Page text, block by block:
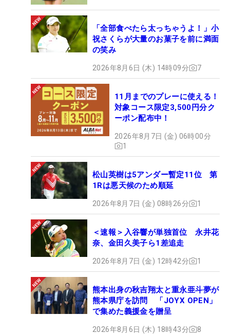
「全部食べたら太っちゃうよ！」小
祝さくらが大量のお菓子を前に満面
の笑み
2026年8月6日 (木) 14時09分 7
11月までのプレーに使える！
対象コース限定3,500円分ク
ーポン配布中！
2026年8月7日 (金) 06時00分
1
松山英樹は5アンダー暫定11位 第
1Rは悪天候のため順延
2026年8月7日 (金) 08時26分 1
＜速報＞入谷響が単独首位 永井花
奈、金田久美子ら1差追走
2026年8月7日 (金) 12時42分 1
熊本出身の秋吉翔太と重永亜斗夢が
熊本県庁を訪問 「JOYX OPEN」
で集めた義援金を贈呈
2026年8月6日 (木) 18時43分 8